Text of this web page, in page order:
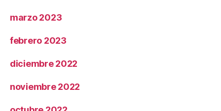
marzo 2023
febrero 2023
diciembre 2022
noviembre 2022